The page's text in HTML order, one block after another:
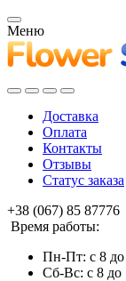
Меню
Доставка
Оплата
Контакты
Отзывы
Статус заказа
+38 (067) 85 87776
Время работы:
Пн-Пт: с 8 до
Сб-Вс: с 8 до